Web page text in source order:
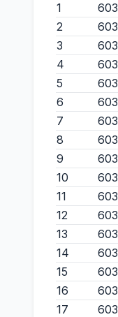
1
2
3
4
5
6
7
8
9
10
11
12
13
14
15
16
17